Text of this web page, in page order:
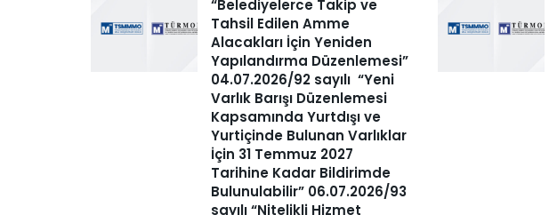
“Belediyelerce Takip ve
Tahsil Edilen Amme
Alacakları İçin Yeniden
Yapılandırma Düzenlemesi”
04.07.2026/92 sayılı “Yeni
Varlık Barışı Düzenlemesi
Kapsamında Yurtdışı ve
Yurtiçinde Bulunan Varlıklar
İçin 31 Temmuz 2027
Tarihine Kadar Bildirimde
Bulunulabilir” 06.07.2026/93
sayılı “Nitelikli Hizmet